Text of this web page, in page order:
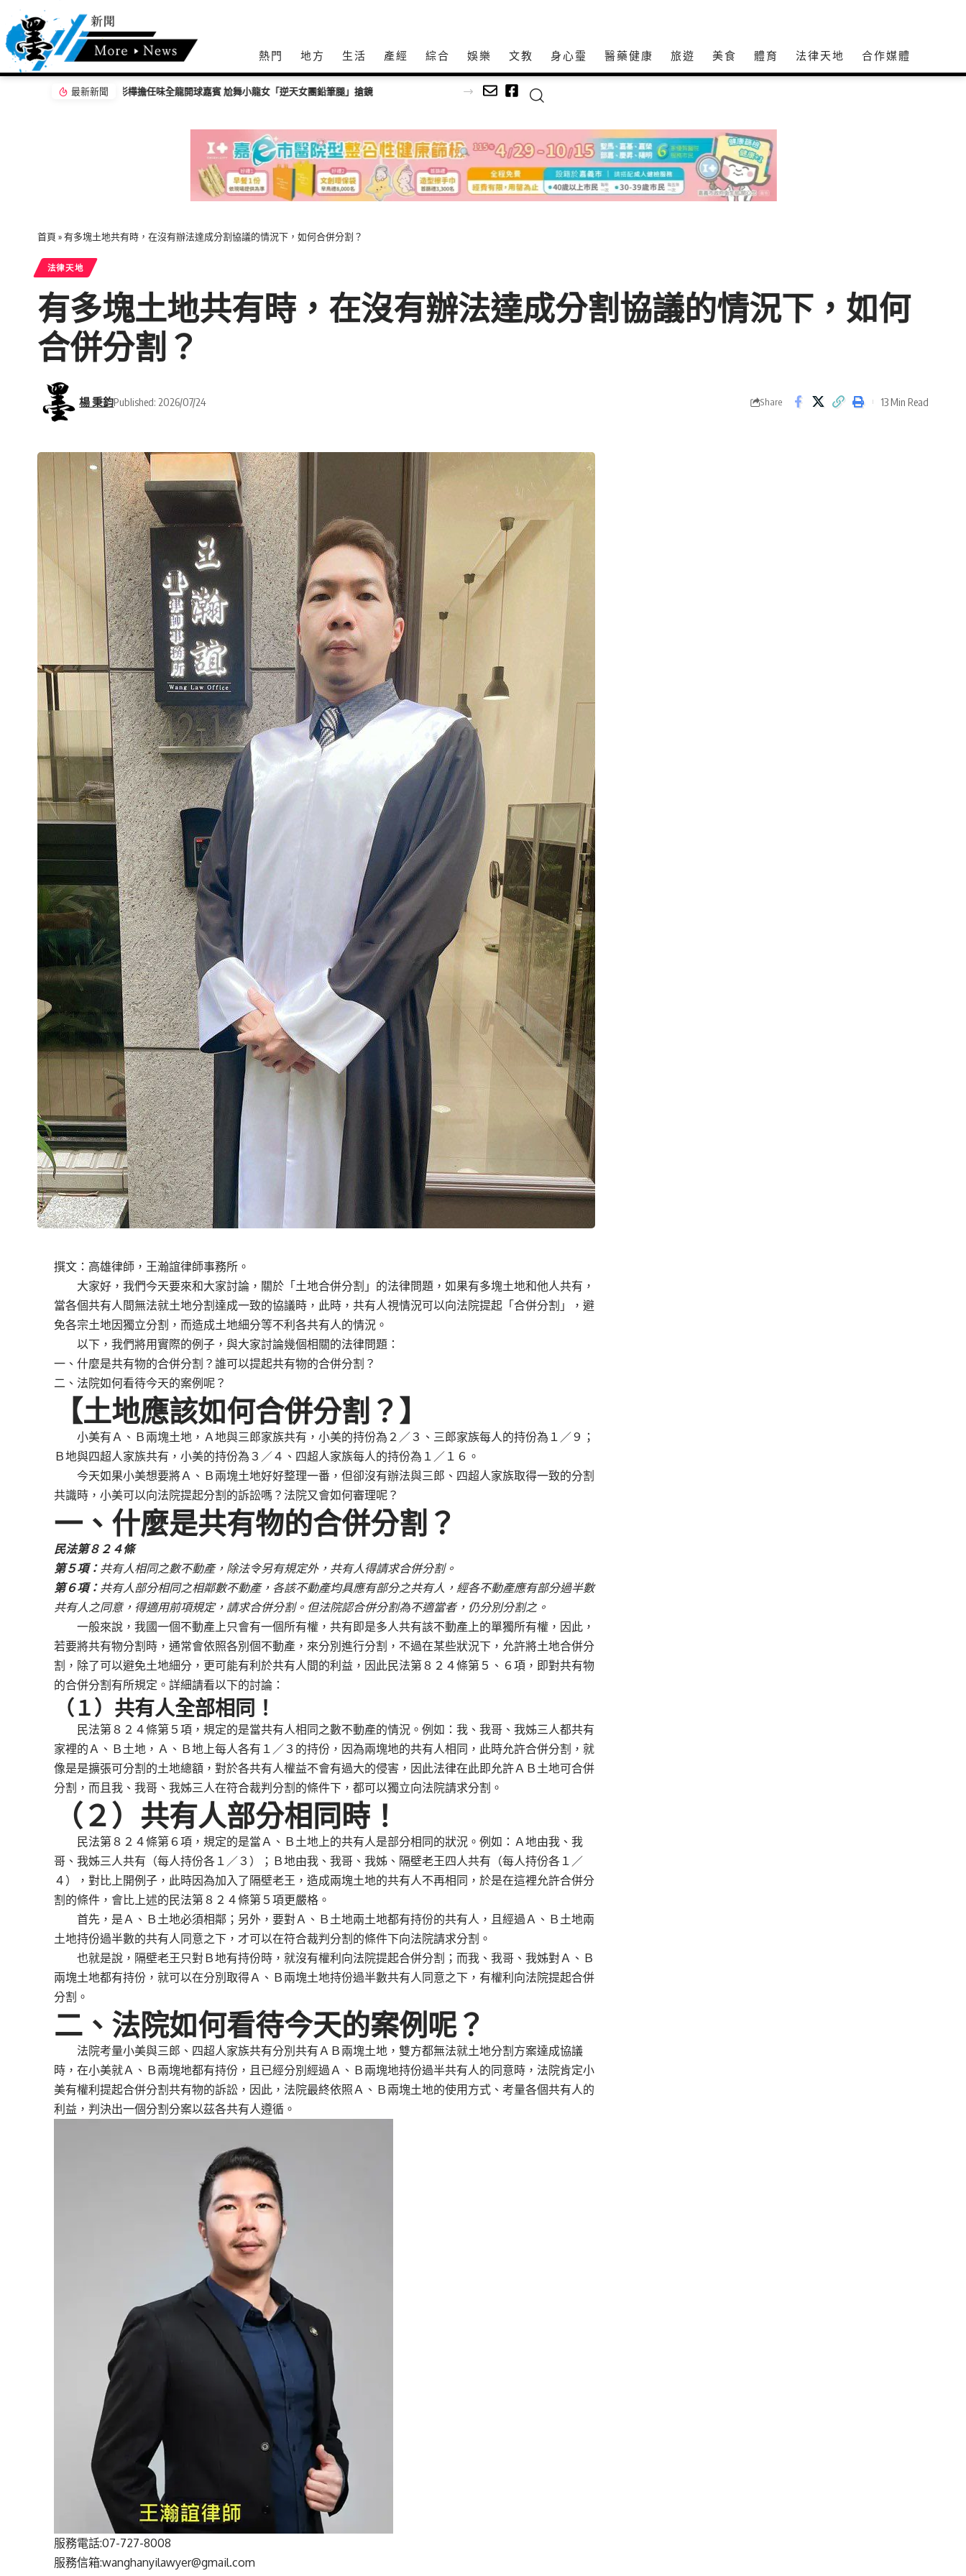
熱門 地方 生活 產經 綜合 娛樂 文教 身心𩆜 醫藥健康 旅遊 美食 體育 法律天地 合作媒體
最新新聞 【百工達人】 從音樂教育到生命陪伴 黛玉老師以生命經驗打造共學平台
首頁 »有多塊土地共有時，在沒有辦法達成分割協議的情況下，如何合併分割？
法律天地
有多塊土地共有時，在沒有辦法達成分割協議的情況下，如何
合併分割？
楊 秉鈞Published: 2026/07/24 Share 13 Min Read
撰文：高雄律師，王瀚誼律師事務所。
大家好，我們今天要來和大家討論，關於「土地合併分割」的法律問題，如果有多塊土地和他人共有，
當各個共有人間無法就土地分割達成一致的協議時，此時，共有人視情況可以向法院提起「合併分割」，避
免各宗土地因獨立分割，而造成土地細分等不利各共有人的情況。
以下，我們將用實際的例子，與大家討論幾個相關的法律問題：
一、什麼是共有物的合併分割？誰可以提起共有物的合併分割？
二、法院如何看待今天的案例呢？
【土地應該如何合併分割？】
小美有Ａ、Ｂ兩塊土地，Ａ地與三郎家族共有，小美的持份為２／３、三郎家族每人的持份為１／９；
Ｂ地與四超人家族共有，小美的持份為３／４、四超人家族每人的持份為１／１６。
今天如果小美想要將Ａ、Ｂ兩塊土地好好整理一番，但卻沒有辦法與三郎、四超人家族取得一致的分割
共識時，小美可以向法院提起分割的訴訟嗎？法院又會如何審理呢？
一、什麼是共有物的合併分割？
民法第８２４條
第５項： 共有人相同之數不動產，除法令另有規定外，共有人得請求合併分割。
第６項： 共有人部分相同之相鄰數不動產，各該不動產均具應有部分之共有人，經各不動產應有部分過半數
共有人之同意，得適用前項規定，請求合併分割。但法院認合併分割為不適當者，仍分別分割之。
一般來說，我國一個不動產上只會有一個所有權，共有即是多人共有該不動產上的單獨所有權，因此，
若要將共有物分割時，通常會依照各別個不動產，來分別進行分割，不過在某些狀況下，允許將土地合併分
割，除了可以避免土地細分，更可能有利於共有人間的利益，因此民法第８２４條第５、６項，即對共有物
的合併分割有所規定。詳細請看以下的討論：
（１）共有人全部相同！
民法第８２４條第５項，規定的是當共有人相同之數不動產的情況。例如：我、我哥、我姊三人都共有
家裡的Ａ、Ｂ土地，Ａ、Ｂ地上每人各有１／３的持份，因為兩塊地的共有人相同，此時允許合併分割，就
像是是擴張可分割的土地總額，對於各共有人權益不會有過大的侵害，因此法律在此即允許ＡＢ土地可合併
分割，而且我、我哥、我姊三人在符合裁判分割的條件下，都可以獨立向法院請求分割。
（２）共有人部分相同時！
民法第８２４條第６項，規定的是當Ａ、Ｂ土地上的共有人是部分相同的狀況。例如：Ａ地由我、我
哥、我姊三人共有（每人持份各１／３）；Ｂ地由我、我哥、我姊、隔壁老王四人共有（每人持份各１／
４），對比上開例子，此時因為加入了隔壁老王，造成兩塊土地的共有人不再相同，於是在這裡允許合併分
割的條件，會比上述的民法第８２４條第５項更嚴格。
首先，是Ａ、Ｂ土地必須相鄰；另外，要對Ａ、Ｂ土地兩土地都有持份的共有人，且經過Ａ、Ｂ土地兩
土地持份過半數的共有人同意之下，才可以在符合裁判分割的條件下向法院請求分割。
也就是說，隔壁老王只對Ｂ地有持份時，就沒有權利向法院提起合併分割；而我、我哥、我姊對Ａ、Ｂ
兩塊土地都有持份，就可以在分別取得Ａ、Ｂ兩塊土地持份過半數共有人同意之下，有權利向法院提起合併
分割。
二、法院如何看待今天的案例呢？
法院考量小美與三郎、四超人家族共有分別共有ＡＢ兩塊土地，雙方都無法就土地分割方案達成協議
時，在小美就Ａ、Ｂ兩塊地都有持份，且已經分別經過Ａ、Ｂ兩塊地持份過半共有人的同意時，法院肯定小
美有權利提起合併分割共有物的訴訟，因此，法院最終依照Ａ、Ｂ兩塊土地的使用方式、考量各個共有人的
利益，判決出一個分割分案以茲各共有人遵循。
服務電話:07-727-8008
服務信箱:wanghanyilawyer@gmail.com